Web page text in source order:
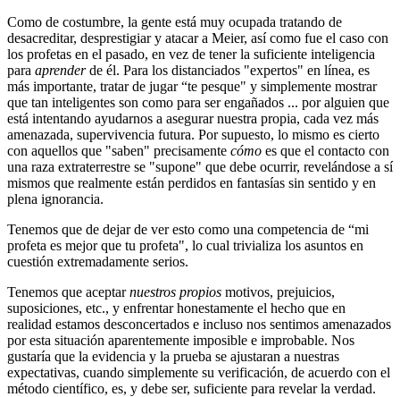
Como de costumbre, la gente está muy ocupada tratando de
desacreditar, desprestigiar y atacar a Meier, así como fue el caso con
los profetas en el pasado, en vez de tener la suficiente inteligencia
para aprenderde él. Para los distanciados "expertos" en línea, es
más importante, tratar de jugar “te pesque" y simplemente mostrar
que tan inteligentes son como para ser engañados ... por alguien que
está intentando ayudarnos a asegurar nuestra propia, cada vez más
amenazada, supervivencia futura. Por supuesto, lo mismo es cierto
con aquellos que "saben" precisamente cómo es que el contacto con
una raza extraterrestre se "supone" que debe ocurrir, revelándose a sí
mismos que realmente están perdidos en fantasías sin sentido y en
plena ignorancia.
Tenemos que de dejar de ver esto como una competencia de “mi
profeta es mejor que tu profeta", lo cual trivializa los asuntos en
cuestión extremadamente serios.
Tenemos que aceptarnuestros propios motivos, prejuicios,
suposiciones, etc., y enfrentar honestamente el hecho que en
realidad estamos desconcertados e incluso nos sentimos amenazados
por esta situación aparentemente imposible e improbable. Nos
gustaría que la evidencia y la prueba se ajustaran a nuestras
expectativas, cuando simplemente su verificación, de acuerdo con el
método científico, es, y debe ser, suficiente para revelar la verdad.